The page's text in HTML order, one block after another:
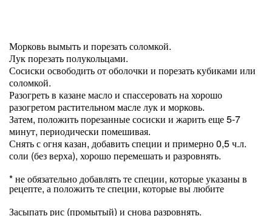
Морковь вымыть и порезать соломкой.
Лук порезать полукольцами.
Сосиски освободить от оболочки и порезать кубиками или
соломкой.
Разогреть в казане масло и спассеровать на хорошо
разогретом растительном масле лук и морковь.
Затем, положить порезанные сосиски и жарить еще 5-7
минут, периодически помешивая.
Снять с огня казан, добавить специи и примерно 0,5 ч.л.
соли (без верха), хорошо перемешать и разровнять.
* не обязательно добавлять те специи, которые указаны в
рецепте, а положить те специи, которые вы любите
Засыпать рис (промытый) и снова разровнять.